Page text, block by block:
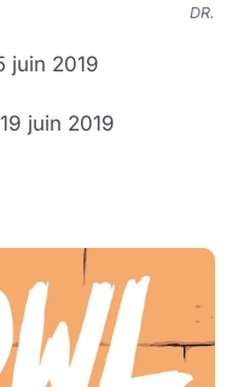
DR.
juin 2019
juin 2019